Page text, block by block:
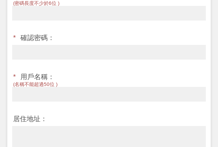
(密碼長度不少於6位 )
* 確認密碼：
* 用戶名稱：
(名稱不能超過50位 )
居住地址：